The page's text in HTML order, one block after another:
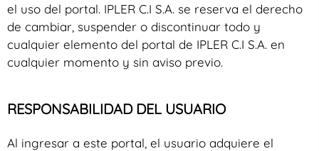
el uso del portal. IPLER C.I S.A. se reserva el derecho
de cambiar, suspender o discontinuar todo y
cualquier elemento del portal de IPLER C.I S.A. en
cualquier momento y sin aviso previo.
RESPONSABILIDAD DEL USUARIO
Al ingresar a este portal, el usuario adquiere el